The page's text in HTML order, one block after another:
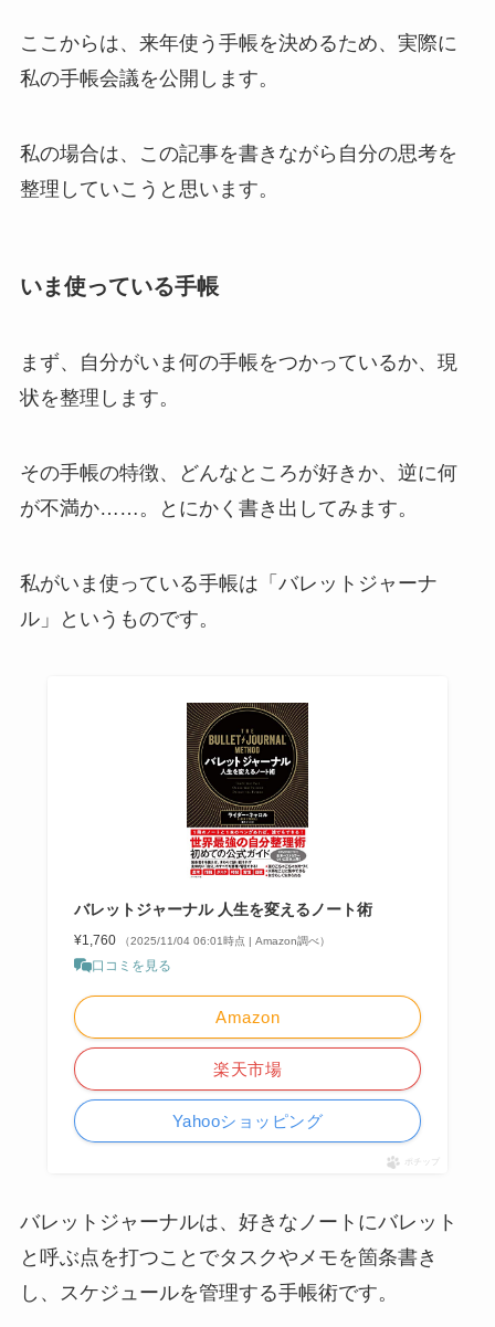
ここからは、来年使う手帳を決めるため、実際に
私の手帳会議を公開します。
私の場合は、この記事を書きながら自分の思考を
整理していこうと思います。
いま使っている手帳
まず、自分がいま何の手帳をつかっているか、現
状を整理します。
その手帳の特徴、どんなところが好きか、逆に何
が不満か……。とにかく書き出してみます。
私がいま使っている手帳は「バレットジャーナ
ル」というものです。
バレットジャーナル 人生を変えるノート術
¥1,760 （2025/11/04 06:01時点 | Amazon調べ）
口コミを見る
Amazon
楽天市場
Yahooショッピング
ポチップ
バレットジャーナルは、好きなノートにバレット
と呼ぶ点を打つことでタスクやメモを箇条書き
し、スケジュールを管理する手帳術です。